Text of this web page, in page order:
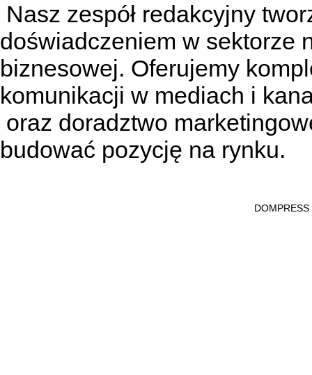
Nasz zespół redakcyjny
doświadczeniem w sektorze
biznesowej. Oferujemy
komunikacji w mediach i
oraz doradztwo
budować pozycję na rynku.